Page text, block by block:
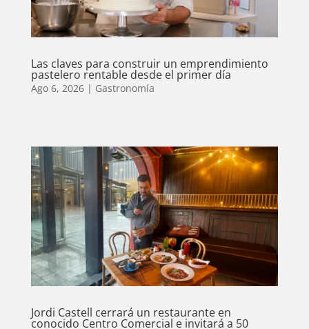
Las claves para construir un emprendimiento
pastelero rentable desde el primer día
Ago 6, 2026| Gastronomía
Jordi Castell cerrará un restaurante en
conocido Centro Comercial e invitará a 50